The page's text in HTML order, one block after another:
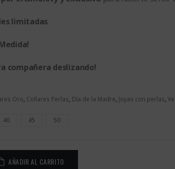
limitadas
compañera deslizando!
Oro, Collares Perlas, Día de la Madre, Joyas con perlas,
40 45 50
AÑADIR AL CARRITO